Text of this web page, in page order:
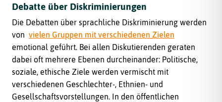
Debatte über Diskriminierungen
Die Debatten über sprachliche Diskriminierung werden
von vielen Gruppen mit verschiedenen Zielen
emotional geführt. Bei allen Diskutierenden geraten
dabei oft mehrere Ebenen durcheinander: Politische,
soziale, ethische Ziele werden vermischt mit
verschiedenen Geschlechter-, Ethnien- und
Gesellschaftsvorstellungen. In den öffentlichen